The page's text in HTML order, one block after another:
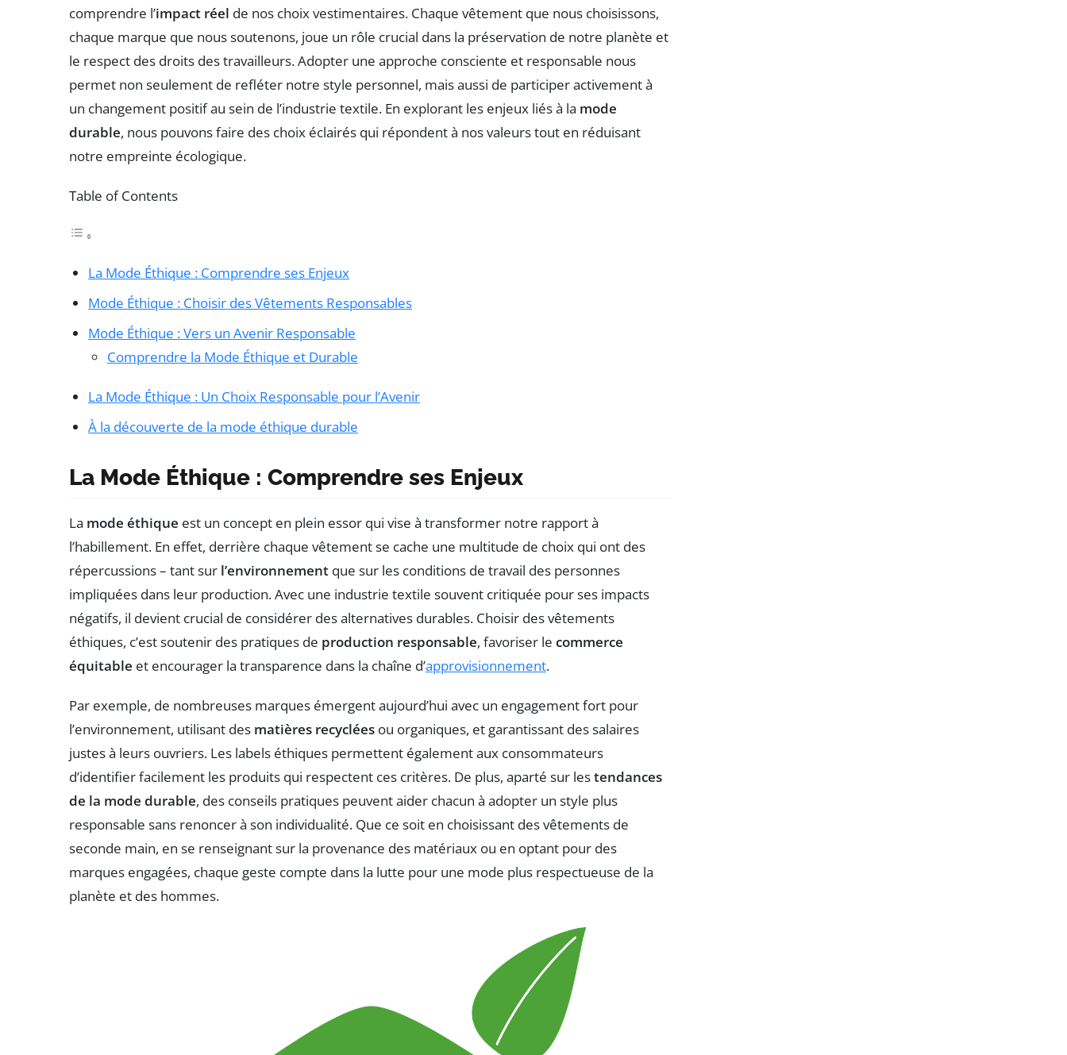
comprendre l’impact réel de nos choix vestimentaires. Chaque vêtement que nous choisissons,
chaque marque que nous soutenons, joue un rôle crucial dans la préservation de notre planète et
le respect des droits des travailleurs. Adopter une approche consciente et responsable nous
permet non seulement de refléter notre style personnel, mais aussi de participer activement à
un changement positif au sein de l’industrie textile. En explorant les enjeux liés à la mode
durable, nous pouvons faire des choix éclairés qui répondent à nos valeurs tout en réduisant
notre empreinte écologique.
Table of Contents
La Mode Éthique : Comprendre ses Enjeux
Mode Éthique : Choisir des Vêtements Responsables
Mode Éthique : Vers un Avenir Responsable
Comprendre la Mode Éthique et Durable
La Mode Éthique : Un Choix Responsable pour l’Avenir
À la découverte de la mode éthique durable
La Mode Éthique : Comprendre ses Enjeux
La mode éthique est un concept en plein essor qui vise à transformer notre rapport à
l’habillement. En effet, derrière chaque vêtement se cache une multitude de choix qui ont des
répercussions – tant sur l’environnement que sur les conditions de travail des personnes
impliquées dans leur production. Avec une industrie textile souvent critiquée pour ses impacts
négatifs, il devient crucial de considérer des alternatives durables. Choisir des vêtements
éthiques, c’est soutenir des pratiques de production responsable, favoriser le commerce
équitable et encourager la transparence dans la chaîne d’approvisionnement.
Par exemple, de nombreuses marques émergent aujourd’hui avec un engagement fort pour
l’environnement, utilisant des matières recyclées ou organiques, et garantissant des salaires
justes à leurs ouvriers. Les labels éthiques permettent également aux consommateurs
d’identifier facilement les produits qui respectent ces critères. De plus, aparté sur lestendances
de la mode durable, des conseils pratiques peuvent aider chacun à adopter un style plus
responsable sans renoncer à son individualité. Que ce soit en choisissant des vêtements de
seconde main, en se renseignant sur la provenance des matériaux ou en optant pour des
marques engagées, chaque geste compte dans la lutte pour une mode plus respectueuse de la
planète et des hommes.